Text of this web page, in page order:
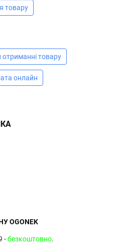
товару
товару
онлайн
OGONEK
-безкоштовно.